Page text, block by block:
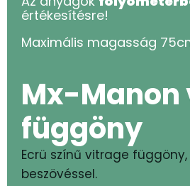
értékesítésre!
Maximális magasság 75
Mx-Manon
függöny
Ecrü színű vitrage
beszövéssel.